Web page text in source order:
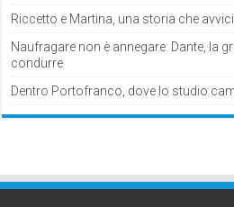
Riccetto e Martina, una storia che
Naufragare non è annegare: Dante, la
condurre
Dentro Portofranco, dove lo studio